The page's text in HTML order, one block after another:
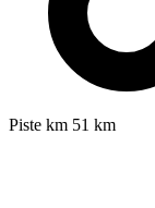
Piste km 51 km